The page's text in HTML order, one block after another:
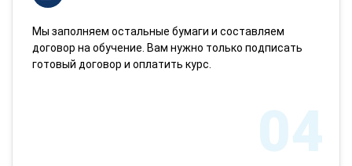
Мы заполняем остальные бумаги и составляем
договор на обучение. Вам нужно только подписать
готовый договор и оплатить курс.
04